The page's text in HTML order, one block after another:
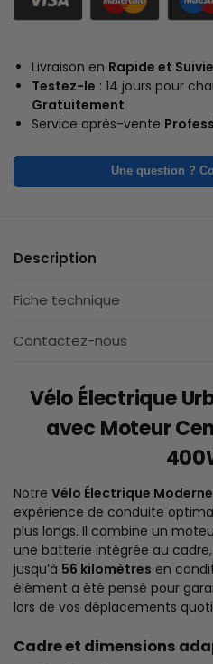
Livraison en Rapide et Suivie
Testez-le : 14 jours pour
Gratuitement
Service après-vente
Une question ?
Description
Fiche technique
Contactez-nous
Vélo Électrique
avec Moteur
Notre Vélo Électrique Moderne
expérience de conduite
plus longs. Il combine un
une batterie intégrée au
jusqu’à 56 kilomètres en
élément a été pensé pour
lors de vos déplacements
Cadre et dimensions